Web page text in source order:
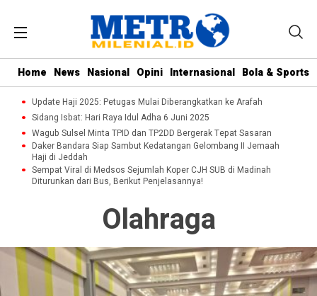
Home News Nasional Opini Internasional Bola & Sports
Update Haji 2025: Petugas Mulai Diberangkatkan ke Arafah
Sidang Isbat: Hari Raya Idul Adha 6 Juni 2025
Wagub Sulsel Minta TPID dan TP2DD Bergerak Tepat Sasaran
Daker Bandara Siap Sambut Kedatangan Gelombang II Jemaah
Haji di Jeddah
Sempat Viral di Medsos Sejumlah Koper CJH SUB di Madinah
Diturunkan dari Bus, Berikut Penjelasannya!
Olahraga